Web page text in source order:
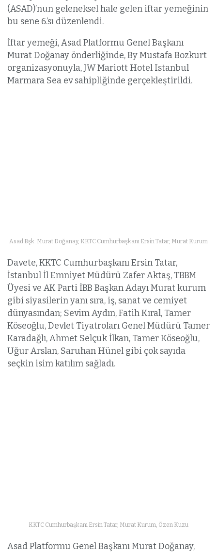
(ASAD)’nun geleneksel hale gelen iftar yemeğinin
bu sene 6.’sı düzenlendi.
İftar yemeği, Asad Platformu Genel Başkanı
Murat Doğanay önderliğinde, By Mustafa Bozkurt
organizasyonuyla, JW Mariott Hotel Istanbul
Marmara Sea ev sahipliğinde gerçekleştirildi.
Asad Bşk. Murat Doğanay, KKTC Cumhurbaşkanı Ersin Tatar, Murat Kurum
Davete, KKTC Cumhurbaşkanı Ersin Tatar,
İstanbul İl Emniyet Müdürü Zafer Aktaş, TBBM
Üyesi ve AK Parti İBB Başkan Adayı Murat kurum
gibi siyasilerin yanı sıra, iş, sanat ve cemiyet
dünyasından; Sevim Aydın, Fatih Kıral, Tamer
Köseoğlu, Devlet Tiyatroları Genel Müdürü Tamer
Karadağlı, Ahmet Selçuk İlkan, Tamer Köseoğlu,
Uğur Arslan, Saruhan Hünel gibi çok sayıda
seçkin isim katılım sağladı.
KKTC Cumhurbaşkanı Ersin Tatar, Murat Kurum, Özen Kuzu
Asad Platformu Genel Başkanı Murat Doğanay,